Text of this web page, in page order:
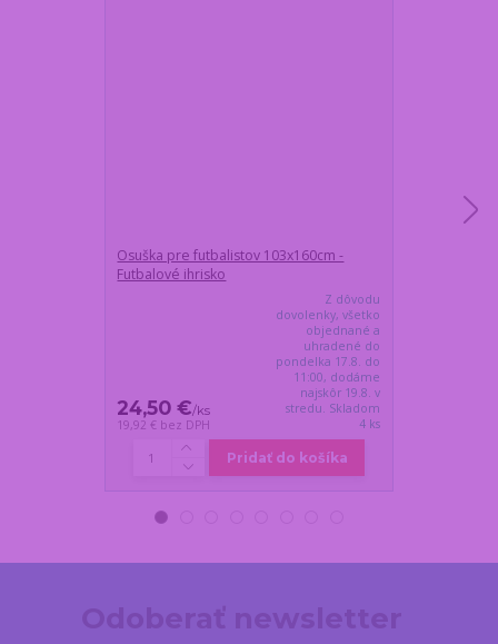
Osuška pre futbalistov 103x160cm -
Futbalové ihrisko
24,50 €/ks
19,92 € bez DPH
Z dôvodu
dovolenky, všetko
objednané a
uhradené do
pondelka 17.8. do
11:00, dodáme
najskôr 19.8. v
stredu. Skladom
4 ks
Pridať do košíka